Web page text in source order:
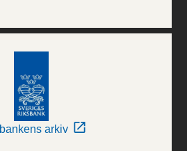
arkiv